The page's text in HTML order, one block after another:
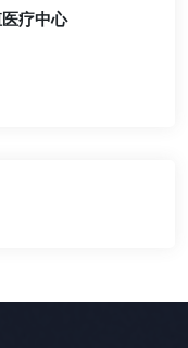
疗中心